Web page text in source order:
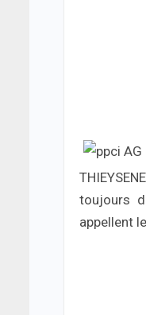
toujours
appellent